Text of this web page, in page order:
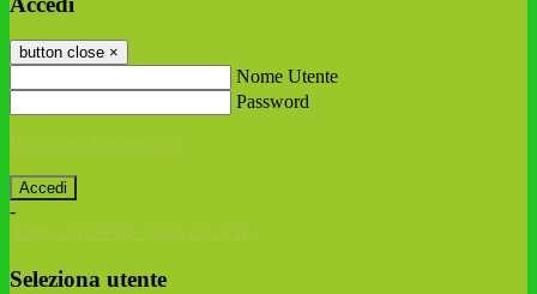
button close ×
Nome Utente
Password
-
Seleziona utente